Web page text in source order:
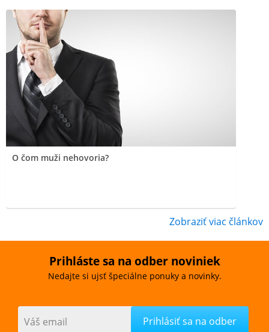
O čom muži nehovoria?
Zobraziť viac článkov
Prihláste sa na odber noviniek
Nedajte si ujsť špeciálne ponuky a novinky.
Váš email